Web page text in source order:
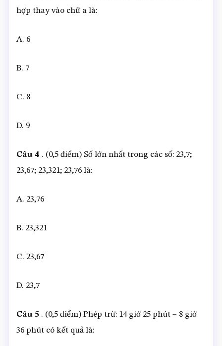
hợp thay vào chữ a là:
A. 6
B. 7
C. 8
D. 9
Câu 4 . (0,5 điểm) Số lớn nhất trong các số: 23,7;
23,67; 23,321; 23,76 là:
A. 23,76
B. 23,321
C. 23,67
D. 23,7
Câu 5 . (0,5 điểm) Phép trừ: 14 giờ 25 phút – 8 giờ
36 phút có kết quả là: